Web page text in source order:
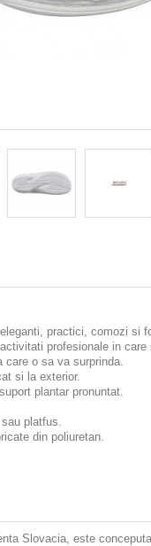
practici, comozi si
profesionale in
care o sa va surprinda.
si la exterior.
plantar pronuntat.
platfus.
din poliuretan.
Slovacia, este